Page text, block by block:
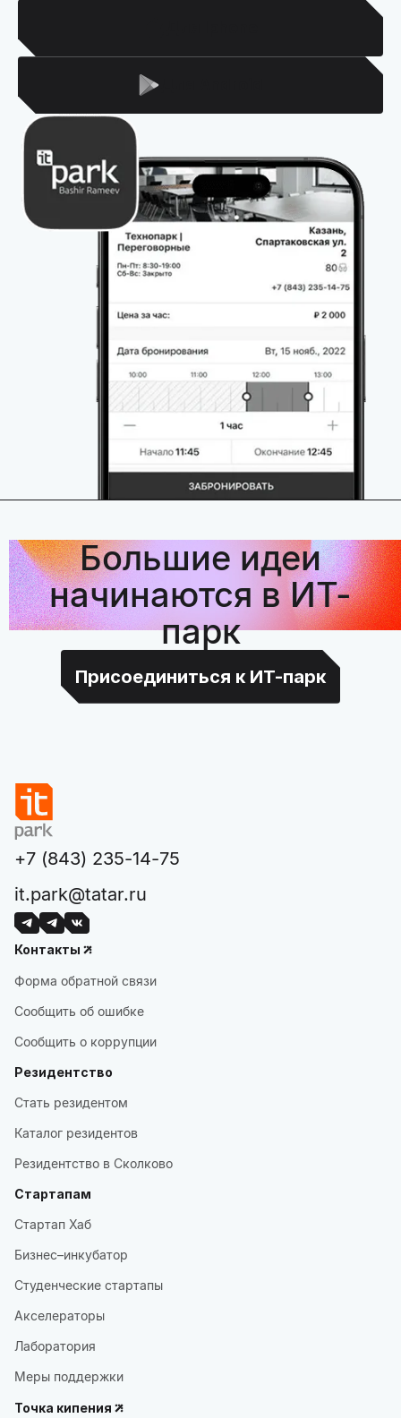
Большие идеи
начинаются в ИТ-
парк
Присоединиться к ИТ-парк
+7 (843) 235-14-75
it.park@tatar.ru
Контакты
Форма обратной связи
Сообщить об ошибке
Сообщить о коррупции
Резидентство
Стать резидентом
Каталог резидентов
Резидентство в Сколково
Стартапам
Стартап Хаб
Бизнес–инкубатор
Студенческие стартапы
Акселераторы
Лаборатория
Меры поддержки
Точка кипения